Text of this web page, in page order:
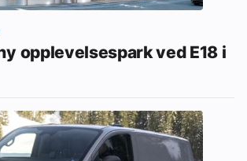
opplevelsespark ved E18 i